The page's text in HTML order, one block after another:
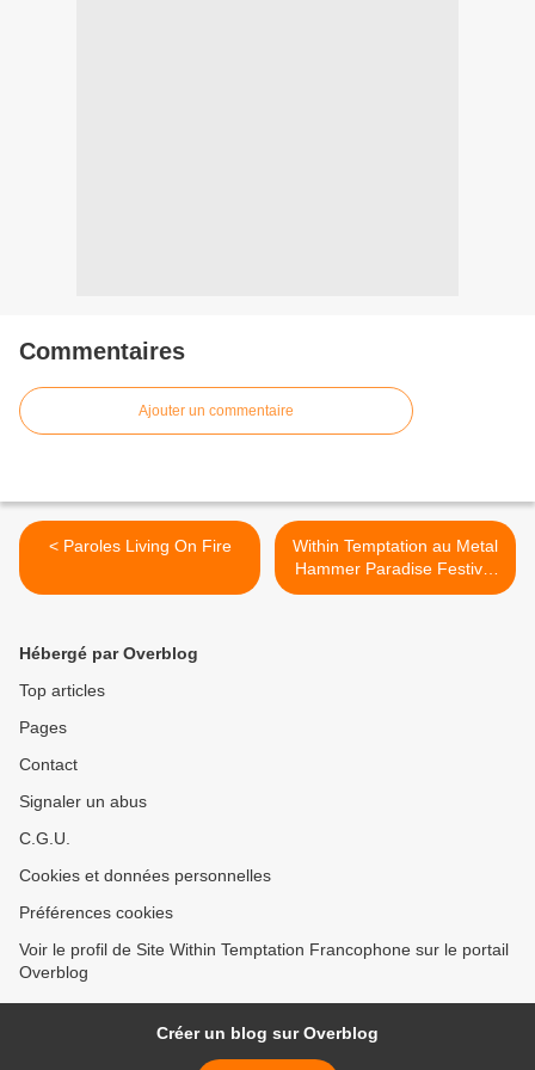
Commentaires
Ajouter un commentaire
< Paroles Living On Fire
Within Temptation au Metal
Hammer Paradise Festival
2014 >
Hébergé par Overblog
Top articles
Pages
Contact
Signaler un abus
C.G.U.
Cookies et données personnelles
Préférences cookies
Voir le profil de Site Within Temptation Francophone sur le portail
Overblog
Créer un blog sur Overblog